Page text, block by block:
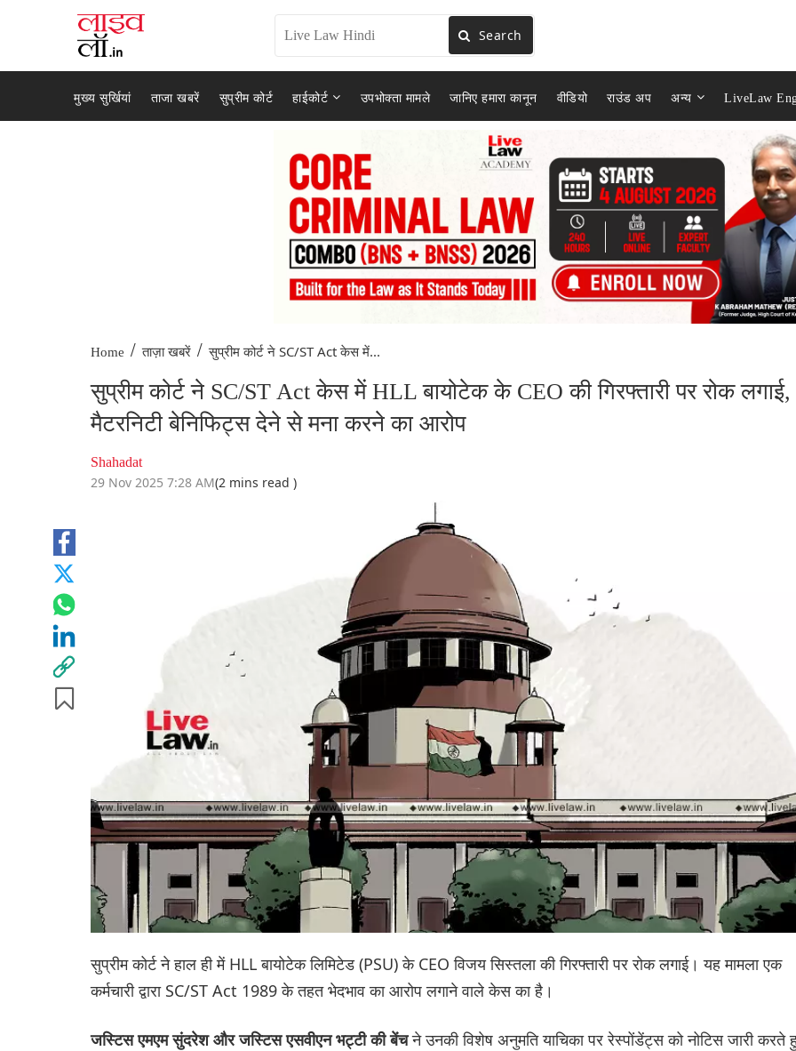
Search
मुख्य सुर्खियां ताजा खबरें सुप्रीम कोर्ट हाईकोर्ट उपभोक्ता मामले जानिए हमारा कानून वीडियो राउंड अप अन्य LiveLaw
Home / ताज़ा खबरें / सुप्रीम कोर्ट ने SC/ST Act केस में...
सुप्रीम कोर्ट ने SC/ST Act केस में HLL बायोटेक के CEO की गिरफ्तारी पर रोक लगाई,
मैटरनिटी बेनिफिट्स देने से मना करने का आरोप
Shahadat
29 Nov 2025 7:28 AM(2 mins read )
सुप्रीम कोर्ट ने हाल ही में HLL बायोटेक लिमिटेड (PSU) के CEO विजय सिस्तला की गिरफ्तारी पर रोक लगाई। यह मामला एक
कर्मचारी द्वारा SC/ST Act 1989 के तहत भेदभाव का आरोप लगाने वाले केस का है।
जस्टिस एमएम सुंदरेश और जस्टिस एसवीएन भट्टी की बेंचने उनकी विशेष अनुमति याचिका पर रेस्पोंडेंट्स को नोटिस जारी करते